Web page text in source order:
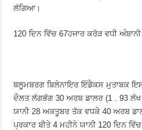
ਲੱਗਿਆ।
120 ਦਿਨ ਵਿੱਚ 67ਹਜਾਰ ਕਰੋੜ ਵਧੀ
ਬਲੂਮਬਰਗ ਬਿਲੇਨਾਇਰ ਇੰਡੈਕਸ ਮੁਤਾਬਕ
ਦੌਲਤ ਲੱਗਭੱਗ 30 ਅਰਬ ਡਾਲਰ (1 . 93
ਯਾਨੀ 28 ਅਕਤੂਬਰ ਤੱਕ ਵਧਕੇ 40 ਅਰਬ
ਪ੍ਰਕਾਰ ਬੀਤੇ 4 ਮਹੀਨੇ ਯਾਨੀ 120 ਦਿਨ